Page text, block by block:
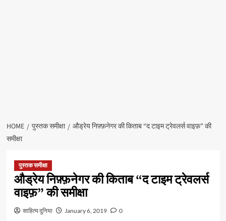
HOME पुस्तक समीक्षा
औड्रेय निफ़्फ़नेगर की किताब “द टाइम ट्रेवलर्स वाइफ़” की
समीक्षा
पुस्तक समीक्षा
औड्रेय निफ़्फ़नेगर की किताब “द टाइम ट्रेवलर्स
वाइफ़” की समीक्षा
साहित्य दुनिया January 6, 2019 0